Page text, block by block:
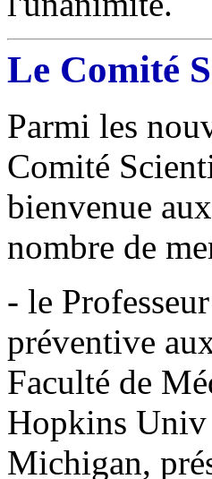
Le Comité
Parmi les
Comité
bienvenue
nombre de
- le
préventive
Faculté de
Hopkins Univ
Michigan,